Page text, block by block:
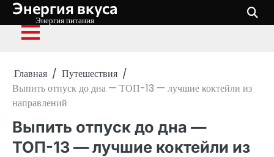
Перейти
содержимому
Энергия вкуса
Энергия питания
Главная
Путешествия
Выпить отпуск до дна — ТОП-13 — лучшие коктейли из
направлений
Выпить отпуск до дна —
ТОП-13 — лучшие коктейли из